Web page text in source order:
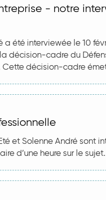
- notre
a été interviewée le 10
décision-cadre du
décision-cadre
et Solenne André sont
d’une heure sur le